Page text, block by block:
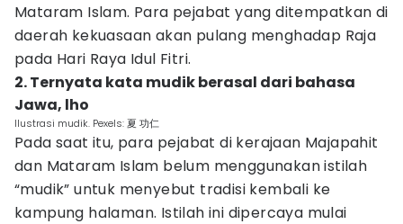
Mataram Islam. Para pejabat yang ditempatkan di
daerah kekuasaan akan pulang menghadap Raja
pada Hari Raya Idul Fitri.
2. Ternyata kata mudik berasal dari bahasa
Jawa, lho
Ilustrasi mudik. Pexels: 夏 功仁
Pada saat itu, para pejabat di kerajaan Majapahit
dan Mataram Islam belum menggunakan istilah
“mudik” untuk menyebut tradisi kembali ke
kampung halaman. Istilah ini dipercaya mulai